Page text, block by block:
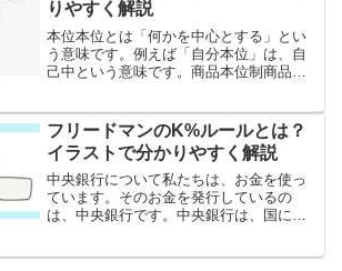
りやすく解説
本位本位とは「何かを中心とする」とい
う意味です。例えば「自分本位」は、自
己中という意味です。商品本位制商品本
コ、スズのような品物がお金として使わ
れていた歴史があります。本...
フリードマンのK%ルールとは？
イラストで分かりやすく解説
中央銀行について私たちは、お金を使っ
ています。そのお金を発行しているの
は、中央銀行です。中央銀行は、国にお